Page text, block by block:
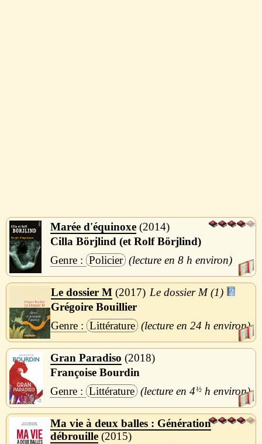
Marée d'équinoxe 2014
Cilla Börjlind (et Rolf Börjlind)
Policier
8 h
Le dossier M 2017
Le dossier M (1)
Grégoire Bouillier
Littérature
24 h
Gran Paradiso
2018
Françoise Bourdin
Littérature
4½ h
Ma vie à deux balles : Génération
débrouille 2015